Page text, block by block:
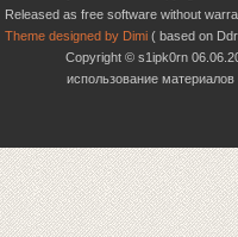
Released as free software without
Theme designed by Dimi ( based on
Copyright © s1ipk0rn
использование